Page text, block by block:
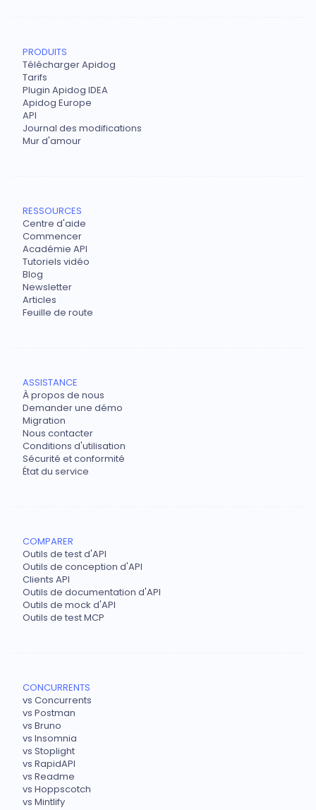
PRODUITS
Télécharger Apidog
Tarifs
Plugin Apidog IDEA
Apidog Europe
API
Journal des modifications
Mur d'amour
RESSOURCES
Centre d'aide
Commencer
Académie API
Tutoriels vidéo
Blog
Newsletter
Articles
Feuille de route
ASSISTANCE
À propos de nous
Demander une démo
Migration
Nous contacter
Conditions d'utilisation
Sécurité et conformité
État du service
COMPARER
Outils de test d'API
Outils de conception d'API
Clients API
Outils de documentation d'API
Outils de mock d'API
Outils de test MCP
CONCURRENTS
vs Concurrents
vs Postman
vs Bruno
vs Insomnia
vs Stoplight
vs RapidAPI
vs Readme
vs Hoppscotch
vs Mintlify